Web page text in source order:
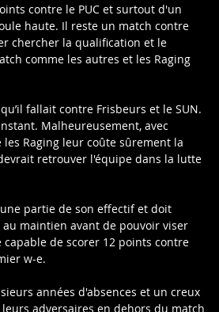
contre le PUC et surtout d'un
haute. Il reste un match contre
chercher la qualification et le
comme les autres et les Raging
fallait contre Frisbeurs et le SUN.
Malheureusement, avec
Raging leur coûte sûrement la
retrouver l'équipe dans la lutte
partie de son effectif et doit
maintien avant de pouvoir viser
de scorer 12 points contre
w-e.
années d'absences et un creux
adversaires en dehors du match